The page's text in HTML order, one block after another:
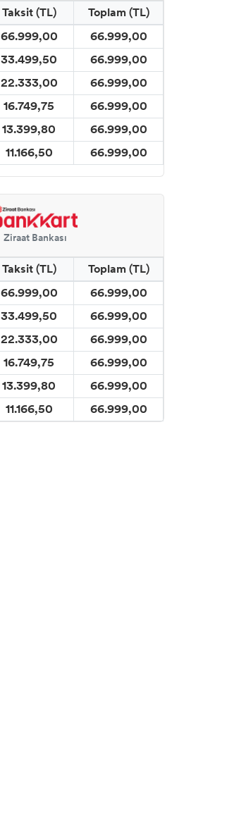
Taksit (TL)
Toplam (TL)
66.999,00
66.999,00
33.499,50
66.999,00
22.333,00
66.999,00
16.749,75
66.999,00
13.399,80
66.999,00
11.166,50 66.999,00
Ziraat Bankası
Taksit (TL)
Toplam (TL)
66.999,00
66.999,00
33.499,50
66.999,00
22.333,00
66.999,00
16.749,75
66.999,00
13.399,80
66.999,00
11.166,50 66.999,00